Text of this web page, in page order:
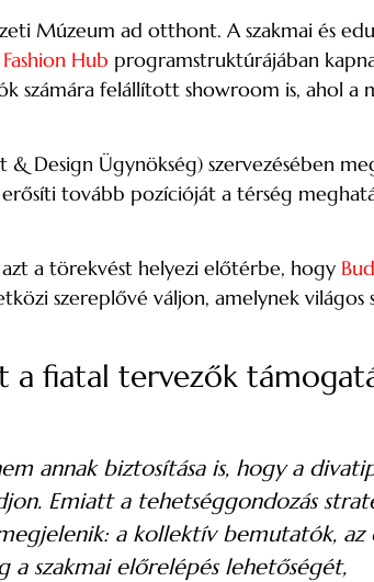
Múzeum ad otthont. A szakmai és
Fashion Hub programstruktúrájában
számára felállított showroom is, ahol a
Design Ügynökség) szervezésében
tovább pozícióját a térség
a törekvést helyezi előtérbe, hogy
szereplővé váljon, amelynek világos
fiatal tervezők
annak biztosítása is, hogy a
Emiatt a tehetséggondozás
a kollektív bemutatók, az
szakmai előrelépés lehetőségét,